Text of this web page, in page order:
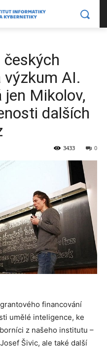
výzkum AI.
jen Mikolov,
dalších
0
3433
financování
umělé inteligence, ke
z našeho institutu –
Šivic, ale také další